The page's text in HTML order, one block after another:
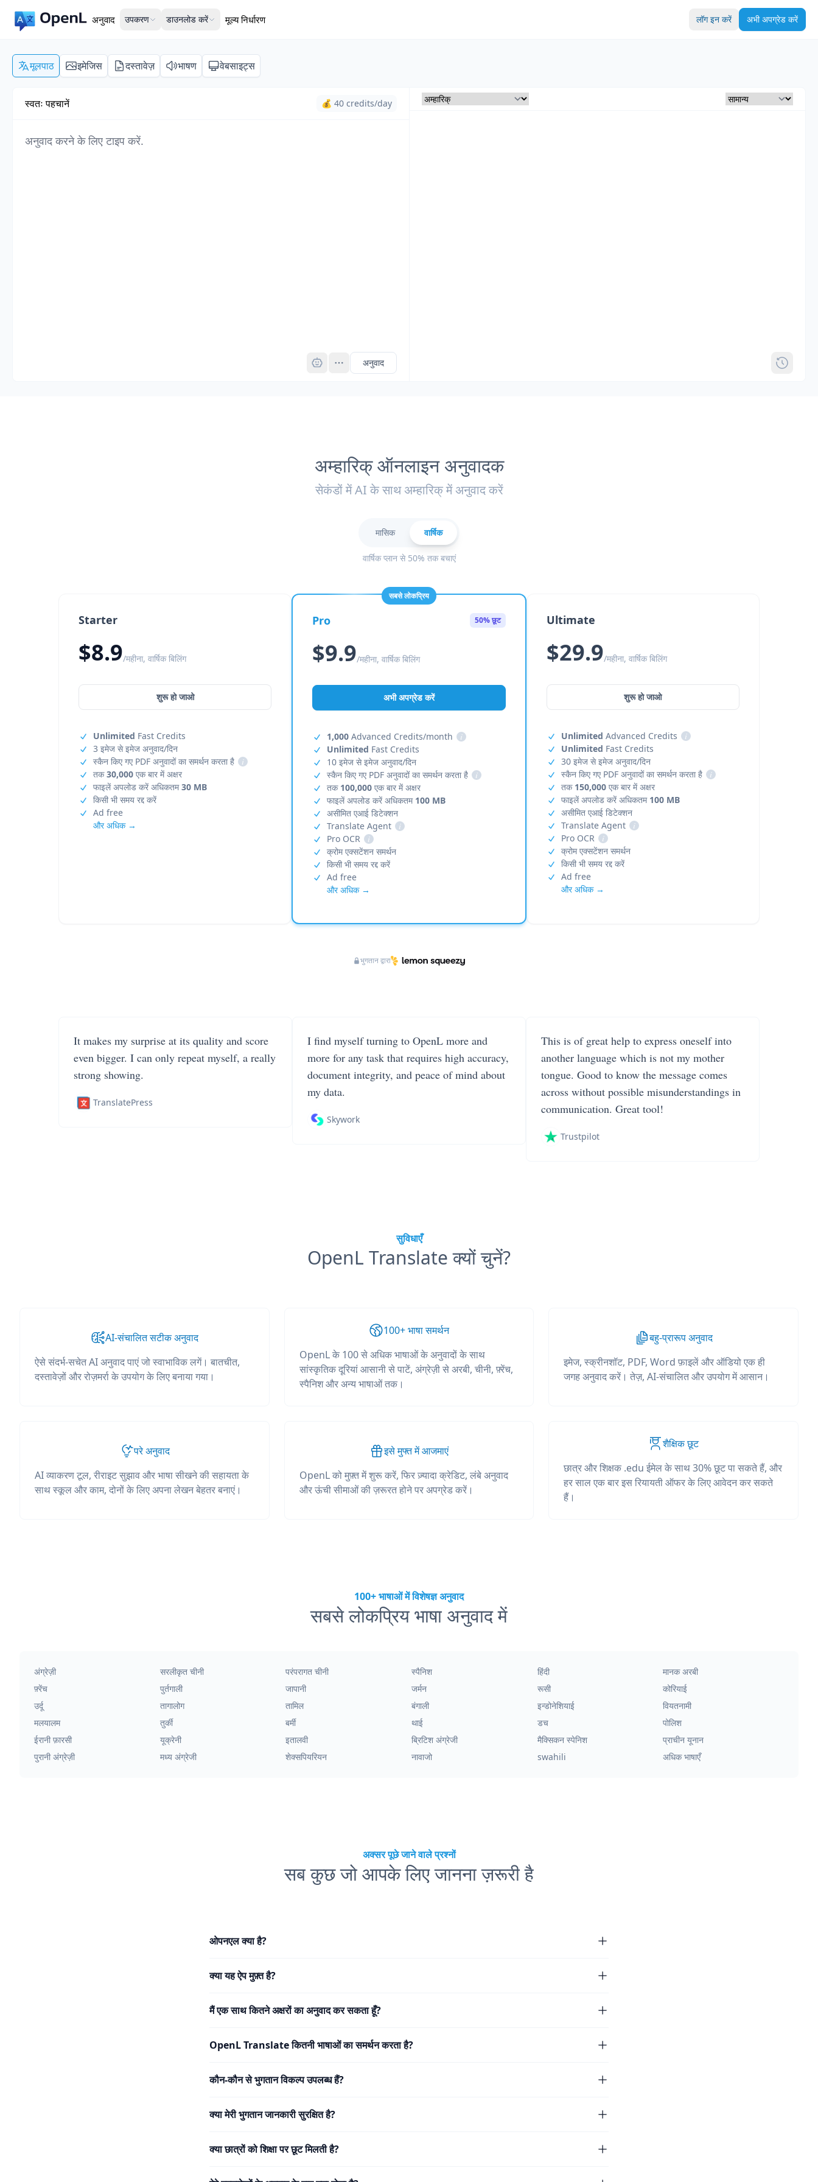
अनुवाद उपकरण डाउनलोड करें मूल्य निर्धारण लॉग इन करें अभी अपग्रेड करें
मूलपाठ इमेजिस दस्तावेज़ भाषण वेबसाइट्स
स्वतः पहचानें 💰 40 credits/day
अनुवाद
अम्हारिक् ऑनलाइन अनुवादक
सेकंडों में AI के साथ अम्हारिक् में अनुवाद करें
मासिक वार्षिक
वार्षिक प्लान से 50% तक बचाएं
Starter
$8.9/महीना, वार्षिक बिलिंग
शुरू हो जाओ
Unlimited Fast Credits
3 इमेज से इमेज अनुवाद/दिन
स्कैन किए गए PDF अनुवादों का समर्थन करता है
i
तक30,000 एक बार में अक्षर
फाइलें अपलोड करें अधिकतम30 MB
किसी भी समय रद्द करें
Ad free
और अधिक →
सबसे लोकप्रिय
Pro 50% छूट
$9.9/महीना, वार्षिक बिलिंग
अभी अपग्रेड करें
1,000 Advanced Credits/month
i
Unlimited Fast Credits
10 इमेज से इमेज अनुवाद/दिन
स्कैन किए गए PDF अनुवादों का समर्थन करता है
i
तक 100,000 एक बार में अक्षर
फाइलें अपलोड करें अधिकतम 100 MB
असीमित एआई डिटेक्शन
Translate Agent
i
Pro OCR
i
क्रोम एक्सटेंशन समर्थन
किसी भी समय रद्द करें
Ad free
और अधिक →
Ultimate
$29.9/महीना, वार्षिक बिलिंग
शुरू हो जाओ
Unlimited Advanced Credits
i
Unlimited Fast Credits
30 इमेज से इमेज अनुवाद/दिन
स्कैन किए गए PDF अनुवादों का समर्थन करता है
i
तक 150,000एक बार में अक्षर
फाइलें अपलोड करें अधिकतम 100 MB
असीमित एआई डिटेक्शन
Translate Agent
i
Pro OCR
i
क्रोम एक्सटेंशन समर्थन
किसी भी समय रद्द करें
Ad free
और अधिक →
भुगतान द्वारा
It makes my surprise at its quality and score
even bigger. I can only repeat myself, a really
strong showing.
TranslatePress
I find myself turning to OpenL more and
more for any task that requires high accuracy,
document integrity, and peace of mind about
my data.
Skywork
This is of great help to express oneself into
another language which is not my mother
tongue. Good to know the message comes
across without possible misunderstandings in
communication. Great tool!
Trustpilot
सुविधाएँ
OpenL Translate क्यों चुनें?
AI-संचालित सटीक अनुवाद
ऐसे संदर्भ-सचेत AI अनुवाद पाएं जो स्वाभाविक लगें। बातचीत,
दस्तावेज़ों और रोज़मर्रा के उपयोग के लिए बनाया गया।
100+ भाषा समर्थन
OpenL के 100 से अधिक भाषाओं के अनुवादों के साथ
सांस्कृतिक दूरियां आसानी से पाटें, अंग्रेज़ी से अरबी, चीनी, फ़्रेंच,
स्पैनिश और अन्य भाषाओं तक।
बहु-प्रारूप अनुवाद
इमेज, स्क्रीनशॉट, PDF, Word फ़ाइलें और ऑडियो एक ही
जगह अनुवाद करें। तेज़, AI-संचालित और उपयोग में आसान।
परे अनुवाद
AI व्याकरण टूल, रीराइट सुझाव और भाषा सीखने की सहायता के
साथ स्कूल और काम, दोनों के लिए अपना लेखन बेहतर बनाएं।
इसे मुफ्त में आजमाएं
OpenL को मुफ़्त में शुरू करें, फिर ज़्यादा क्रेडिट, लंबे अनुवाद
और ऊंची सीमाओं की ज़रूरत होने पर अपग्रेड करें।
शैक्षिक छूट
छात्र और शिक्षक .edu ईमेल के साथ 30% छूट पा सकते हैं, और
हर साल एक बार इस रियायती ऑफर के लिए आवेदन कर सकते
हैं।
100+ भाषाओं में विशेषज्ञ अनुवाद
सबसे लोकप्रिय भाषा अनुवाद में
अंग्रेज़ी सरलीकृत चीनी परंपरागत चीनी स्पैनिश हिंदी
मानक अरबी
फ़्रेंच
पुर्तगाली जापानी जर्मन रूसी
कोरियाई
उर्दू
तागालोग तामिल बंगाली इन्डोनेशियाई
वियतनामी
मलयालम
तुर्की बर्मी थाई डच
पोलिश
ईरानी फ़ारसी
यूक्रेनी इतालवी ब्रिटिश अंग्रेजी मैक्सिकन स्पेनिश
प्राचीन यूनान
पुरानी अंग्रेज़ी
मध्य अंग्रेजी शेक्सपियरियन नावाजो swahili अधिक भाषाएँ
अक्सर पूछे जाने वाले प्रश्नों
सब कुछ जो आपके लिए जानना ज़रूरी है
ओपनएल क्या है?
क्या यह ऐप मुफ़्त है?
मैं एक साथ कितने अक्षरों का अनुवाद कर सकता हूँ?
OpenL Translate कितनी भाषाओं का समर्थन करता है?
कौन-कौन से भुगतान विकल्प उपलब्ध हैं?
क्या मेरी भुगतान जानकारी सुरक्षित है?
क्या छात्रों को शिक्षा पर छूट मिलती है?